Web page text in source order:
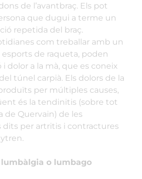
de l’avantbraç. Els pot
que dugui a terme un
repetida del braç.
com treballar amb un
esports de raqueta, poden
dolor a la mà, que es coneix
túnel carpià. Els dolors de la
per múltiples causes,
és la tendinitis (sobre tot
de Quervain) de les
dits per artritis i contractures
o lumbago